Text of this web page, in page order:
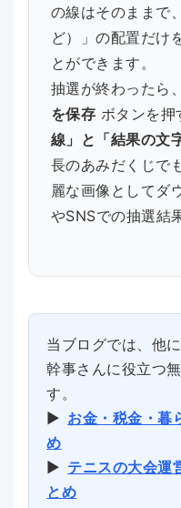
の線はそのままで
ど）」の配置だけ
とができます。
抽選が終わったら
を保存 ボタンを押
線」と「結果の文
長のあみだくじで
麗な画像としてダ
やSNSでの抽選結
当ブログでは、他
幹事さんに役立つ
す。
▶︎ お金・税金・暮
め
▶︎ テニスの大会運
とめ